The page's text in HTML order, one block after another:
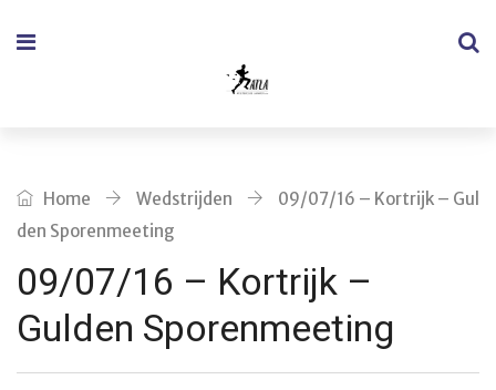
Home Wedstrijden
09/07/16 – Kortrijk – Gul
den Sporenmeeting
09/07/16 – Kortrijk –
Gulden Sporenmeeting